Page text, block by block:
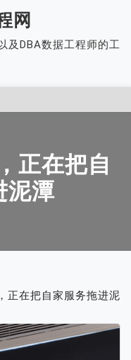
网
及DBA数据工程师的工
正在把自
泥潭
正在把自家服务拖进泥